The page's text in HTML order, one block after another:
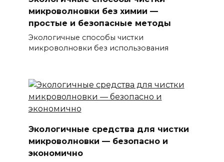
микроволновки без химии —
простые и безопасные методы
Экологичные способы чистки
микроволновки без использования
Экологичные средства для чистки
микроволновки — безопасно и
экономично